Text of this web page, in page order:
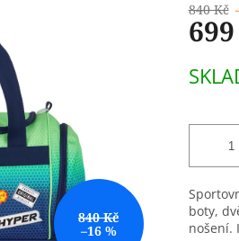
840 Kč
–16 %
840 Kč
cena:
boty,
nošení.